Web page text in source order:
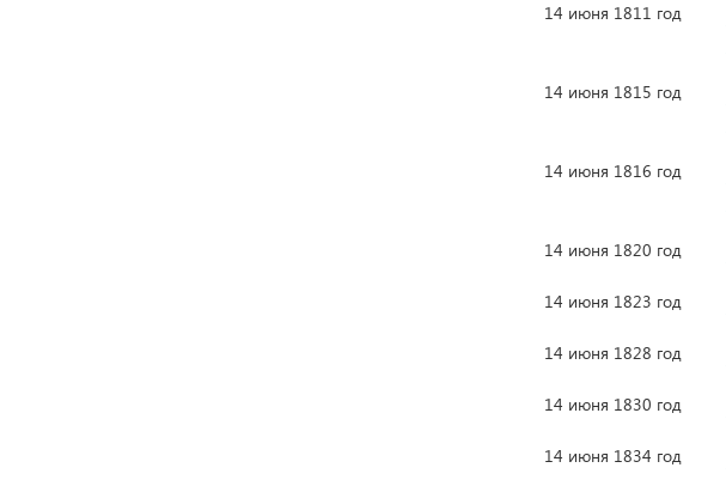
14 июня 1811 год
14 июня 1815 год
14 июня 1816 год
14 июня 1820 год
14 июня 1823 год
14 июня 1828 год
14 июня 1830 год
14 июня 1834 год